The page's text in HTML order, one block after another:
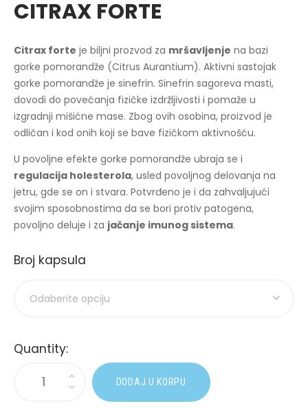
CITRAX FORTE
Citrax forte je biljni prozvod za mršavljenje na bazi
gorke pomorandže (Citrus Aurantium). Aktivni sastojak
gorke pomorandže je sinefrin. Sinefrin sagoreva masti,
dovodi do povećanja fizičke izdržljivosti i pomaže u
izgradnji mišićne mase. Zbog ovih osobina, proizvod je
odličan i kod onih koji se bave fizičkom aktivnošću.
U povoljne efekte gorke pomorandže ubraja se i
regulacija holesterola, usled povoljnog delovanja na
jetru, gde se on i stvara. Potvrđeno je i da zahvaljujući
svojim sposobnostima da se bori protiv patogena,
povoljno deluje i za jačanje imunog sistema.
Broj kapsula
Quantity:
DODAJ U KORPU
l